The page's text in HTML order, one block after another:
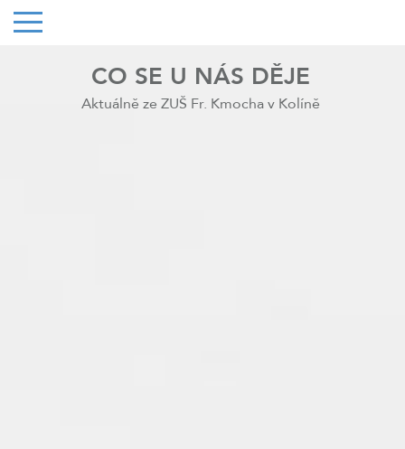
CO SE U NÁS DĚJE
Aktuálně ze ZUŠ Fr. Kmocha v Kolíně